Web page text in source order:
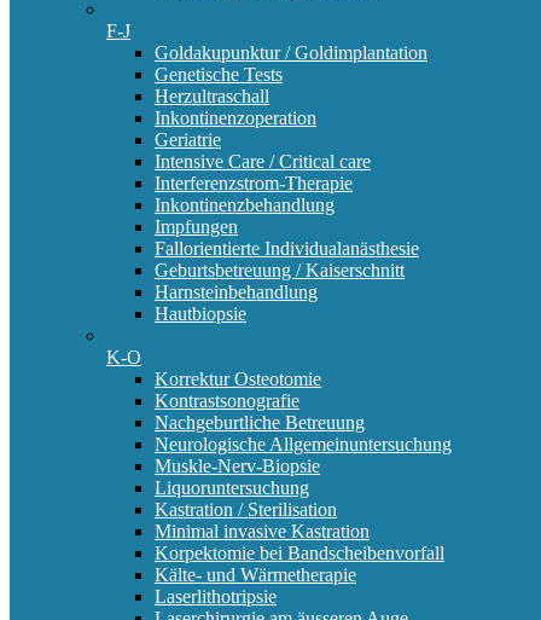
F-J
Goldakupunktur / Goldimplantation
Genetische Tests
Herzultraschall
Inkontinenzoperation
Geriatrie
Intensive Care / Critical care
Interferenzstrom-Therapie
Inkontinenzbehandlung
Impfungen
Fallorientierte Individualanästhesie
Geburtsbetreuung / Kaiserschnitt
Harnsteinbehandlung
Hautbiopsie
K-O
Korrektur Osteotomie
Kontrastsonografie
Nachgeburtliche Betreuung
Neurologische Allgemeinuntersuchung
Muskle-Nerv-Biopsie
Liquoruntersuchung
Kastration / Sterilisation
Minimal invasive Kastration
Korpektomie bei Bandscheibenvorfall
Kälte- und Wärmetherapie
Laserlithotripsie